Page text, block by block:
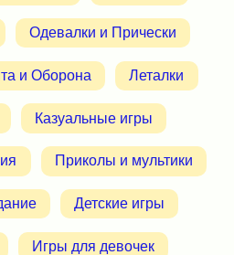
Одевалки и Прически
и Оборона Леталки
Казуальные игры
Приколы и мультики
Детские игры
Игры для девочек